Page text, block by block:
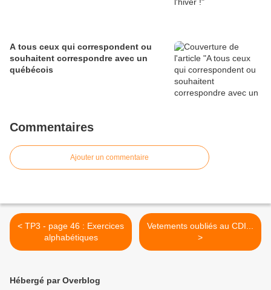
A tous ceux qui correspondent ou
souhaitent correspondre avec un
québécois
Commentaires
Ajouter un commentaire
< TP3 - page 46 : Exercices
alphabétiques
Vetements oubliés au CDI...
>
Hébergé par Overblog